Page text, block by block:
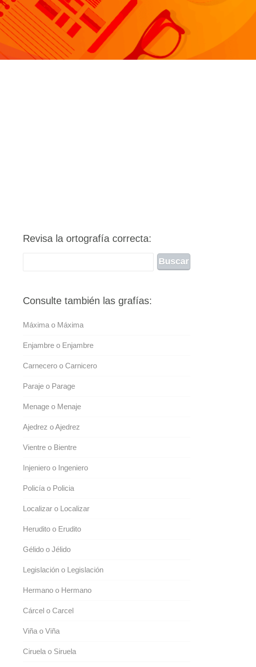
Revisa la ortografía correcta:
Consulte también las grafías:
Máxima o Máxima
Enjambre o Enjambre
Carnecero o Carnicero
Paraje o Parage
Menage o Menaje
Ajedrez o Ajedrez
Vientre o Bientre
Injeniero o Ingeniero
Policía o Policia
Localizar o Localizar
Herudito o Erudito
Gélido o Jélido
Legislación o Legislación
Hermano o Hermano
Cárcel o Carcel
Viña o Viña
Ciruela o Siruela